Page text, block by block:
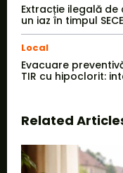
Extracție ilegală
un iaz în timpul
Local
Evacuare
TIR cu hipoclorit:
Related